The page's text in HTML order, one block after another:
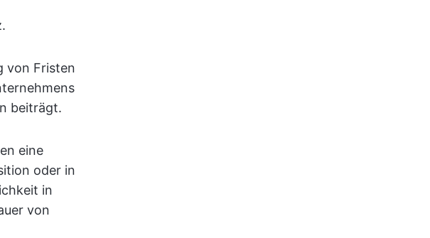
von Fristen
beiträgt.
eine
oder in
in
von